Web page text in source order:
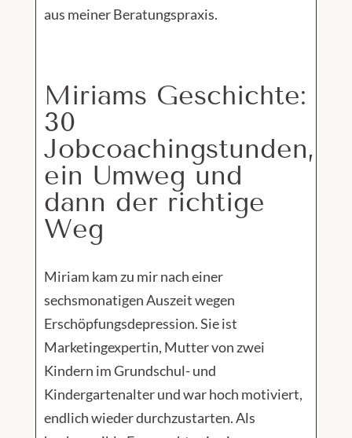
aus meiner Beratungspraxis.
Miriams Geschichte:
30
Jobcoachingstunden,
ein Umweg und
dann der richtige
Weg
Miriam kam zu mir nach einer
sechsmonatigen Auszeit wegen
Erschöpfungsdepression. Sie ist
Marketingexpertin, Mutter von zwei
Kindern im Grundschul- und
Kindergartenalter und war hoch motiviert,
endlich wieder durchzustarten. Als